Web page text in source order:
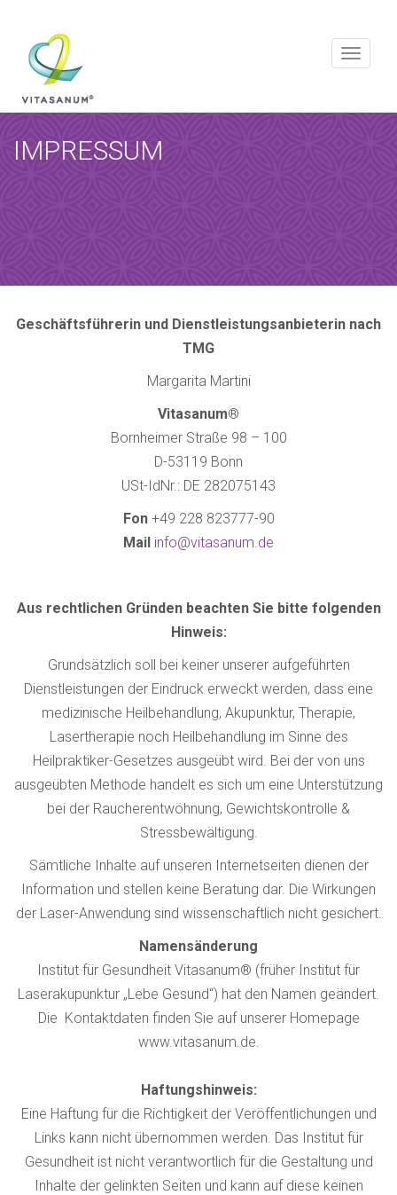
Toggle
IMPRESSUM
Geschäftsführerin und Dienstleistungsanbieterin nach
TMG
Margarita Martini
Vitasanum®
Bornheimer Straße 98 – 100
D-53119 Bonn
USt-IdNr.: DE 282075143
Fon+49 228 823777-90
Mail info@vitasanum.de
Aus rechtlichen Gründen beachten Sie bitte folgenden
Hinweis:
Grundsätzlich soll bei keiner unserer aufgeführten
Dienstleistungen der Eindruck erweckt werden, dass eine
medizinische Heilbehandlung, Akupunktur, Therapie,
Lasertherapie noch Heilbehandlung im Sinne des
Heilpraktiker-Gesetzes ausgeübt wird. Bei der von uns
ausgeübten Methode handelt es sich um eine Unterstützung
bei der Raucherentwöhnung, Gewichtskontrolle &
Stressbewältigung.
Sämtliche Inhalte auf unseren Internetseiten dienen der
Information und stellen keine Beratung dar. Die Wirkungen
der Laser-Anwendung sind wissenschaftlich nicht gesichert.
Namensänderung
Institut für Gesundheit Vitasanum® (früher Institut für
Laserakupunktur „Lebe Gesund“) hat den Namen geändert.
Die Kontaktdaten finden Sie auf unserer Homepage
www.vitasanum.de.
Haftungshinweis:
Eine Haftung für die Richtigkeit der Veröffentlichungen und
Links kann nicht übernommen werden. Das Institut für
Gesundheit ist nicht verantwortlich für die Gestaltung und
Inhalte der gelinkten Seiten und kann auf diese keinen
Upon completing this booking, you will receive a booking
confirmation!